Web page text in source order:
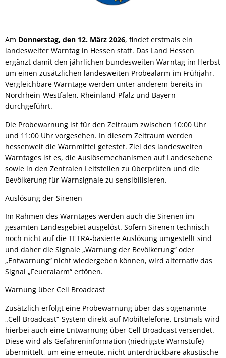
Am Donnerstag, den 12. März 2026, findet erstmals ein
landesweiter Warntag in Hessen statt. Das Land Hessen
ergänzt damit den jährlichen bundesweiten Warntag im Herbst
um einen zusätzlichen landesweiten Probealarm im Frühjahr.
Vergleichbare Warntage werden unter anderem bereits in
Nordrhein-Westfalen, Rheinland-Pfalz und Bayern
durchgeführt.
Die Probewarnung ist für den Zeitraum zwischen 10:00 Uhr
und 11:00 Uhr vorgesehen. In diesem Zeitraum werden
hessenweit die Warnmittel getestet. Ziel des landesweiten
Warntages ist es, die Auslösemechanismen auf Landesebene
sowie in den Zentralen Leitstellen zu überprüfen und die
Bevölkerung für Warnsignale zu sensibilisieren.
Auslösung der Sirenen
Im Rahmen des Warntages werden auch die Sirenen im
gesamten Landesgebiet ausgelöst. Sofern Sirenen technisch
noch nicht auf die TETRA-basierte Auslösung umgestellt sind
und daher die Signale „Warnung der Bevölkerung“ oder
„Entwarnung“ nicht wiedergeben können, wird alternativ das
Signal „Feueralarm“ ertönen.
Warnung über Cell Broadcast
Zusätzlich erfolgt eine Probewarnung über das sogenannte
„Cell Broadcast“-System direkt auf Mobiltelefone. Erstmals wird
hierbei auch eine Entwarnung über Cell Broadcast versendet.
Diese wird als Gefahreninformation (niedrigste Warnstufe)
übermittelt, um eine erneute, nicht unterdrückbare akustische